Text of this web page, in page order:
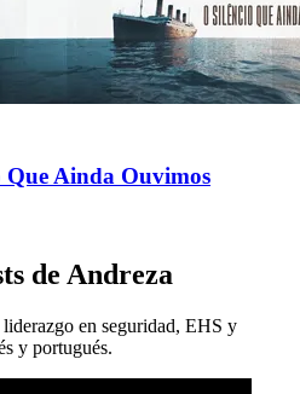
Ainda Ouvimos
de Andreza
en seguridad, EHS y
y portugués.